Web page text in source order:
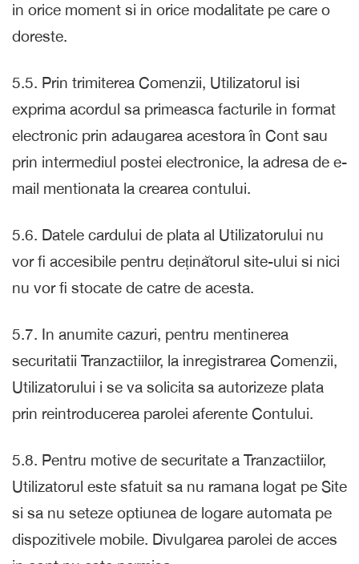
in orice moment si in orice modalitate pe care o
doreste.
5.5. Prin trimiterea Comenzii, Utilizatorul isi
exprima acordul sa primeasca facturile in format
electronic prin adaugarea acestora în Cont sau
prin intermediul postei electronice, la adresa de e-
mail mentionata la crearea contului.
5.6. Datele cardului de plata al Utilizatorului nu
vor fi accesibile pentru deținătorul site-ului si nici
nu vor fi stocate de catre de acesta.
5.7. In anumite cazuri, pentru mentinerea
securitatii Tranzactiilor, la inregistrarea Comenzii,
Utilizatorului i se va solicita sa autorizeze plata
prin reintroducerea parolei aferente Contului.
5.8. Pentru motive de securitate a Tranzactiilor,
Utilizatorul este sfatuit sa nu ramana logat pe Site
si sa nu seteze optiunea de logare automata pe
dispozitivele mobile. Divulgarea parolei de acces